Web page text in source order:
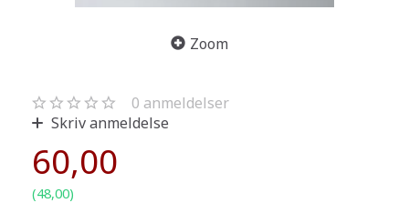
Zoom
0 anmeldelser
Skriv anmeldelse
60,00
(48,00)